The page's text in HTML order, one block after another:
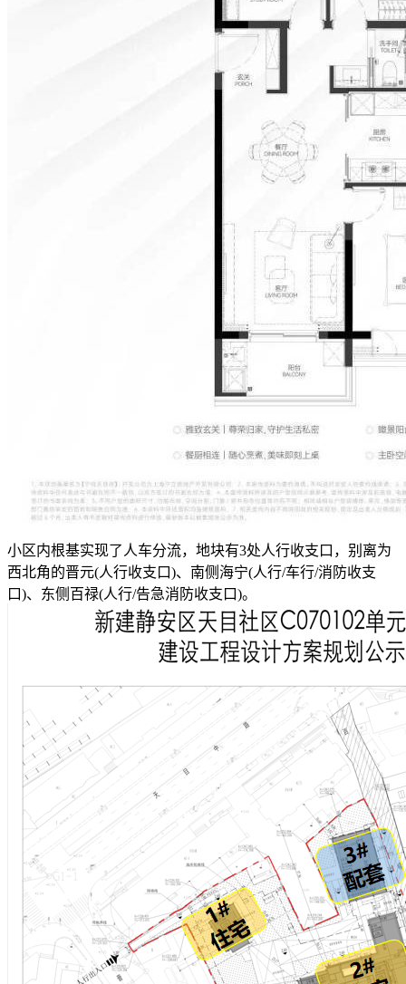
小区内根基实现了人车分流，地块有3处人行收支口，别离为
西北角的晋元(人行收支口)、南侧海宁(人行/车行/消防收支
口)、东侧百禄(人行/告急消防收支口)。